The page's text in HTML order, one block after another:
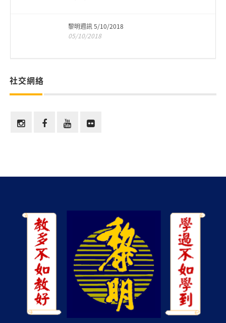
黎明週訊 5/10/2018
05/10/2018
社交網絡